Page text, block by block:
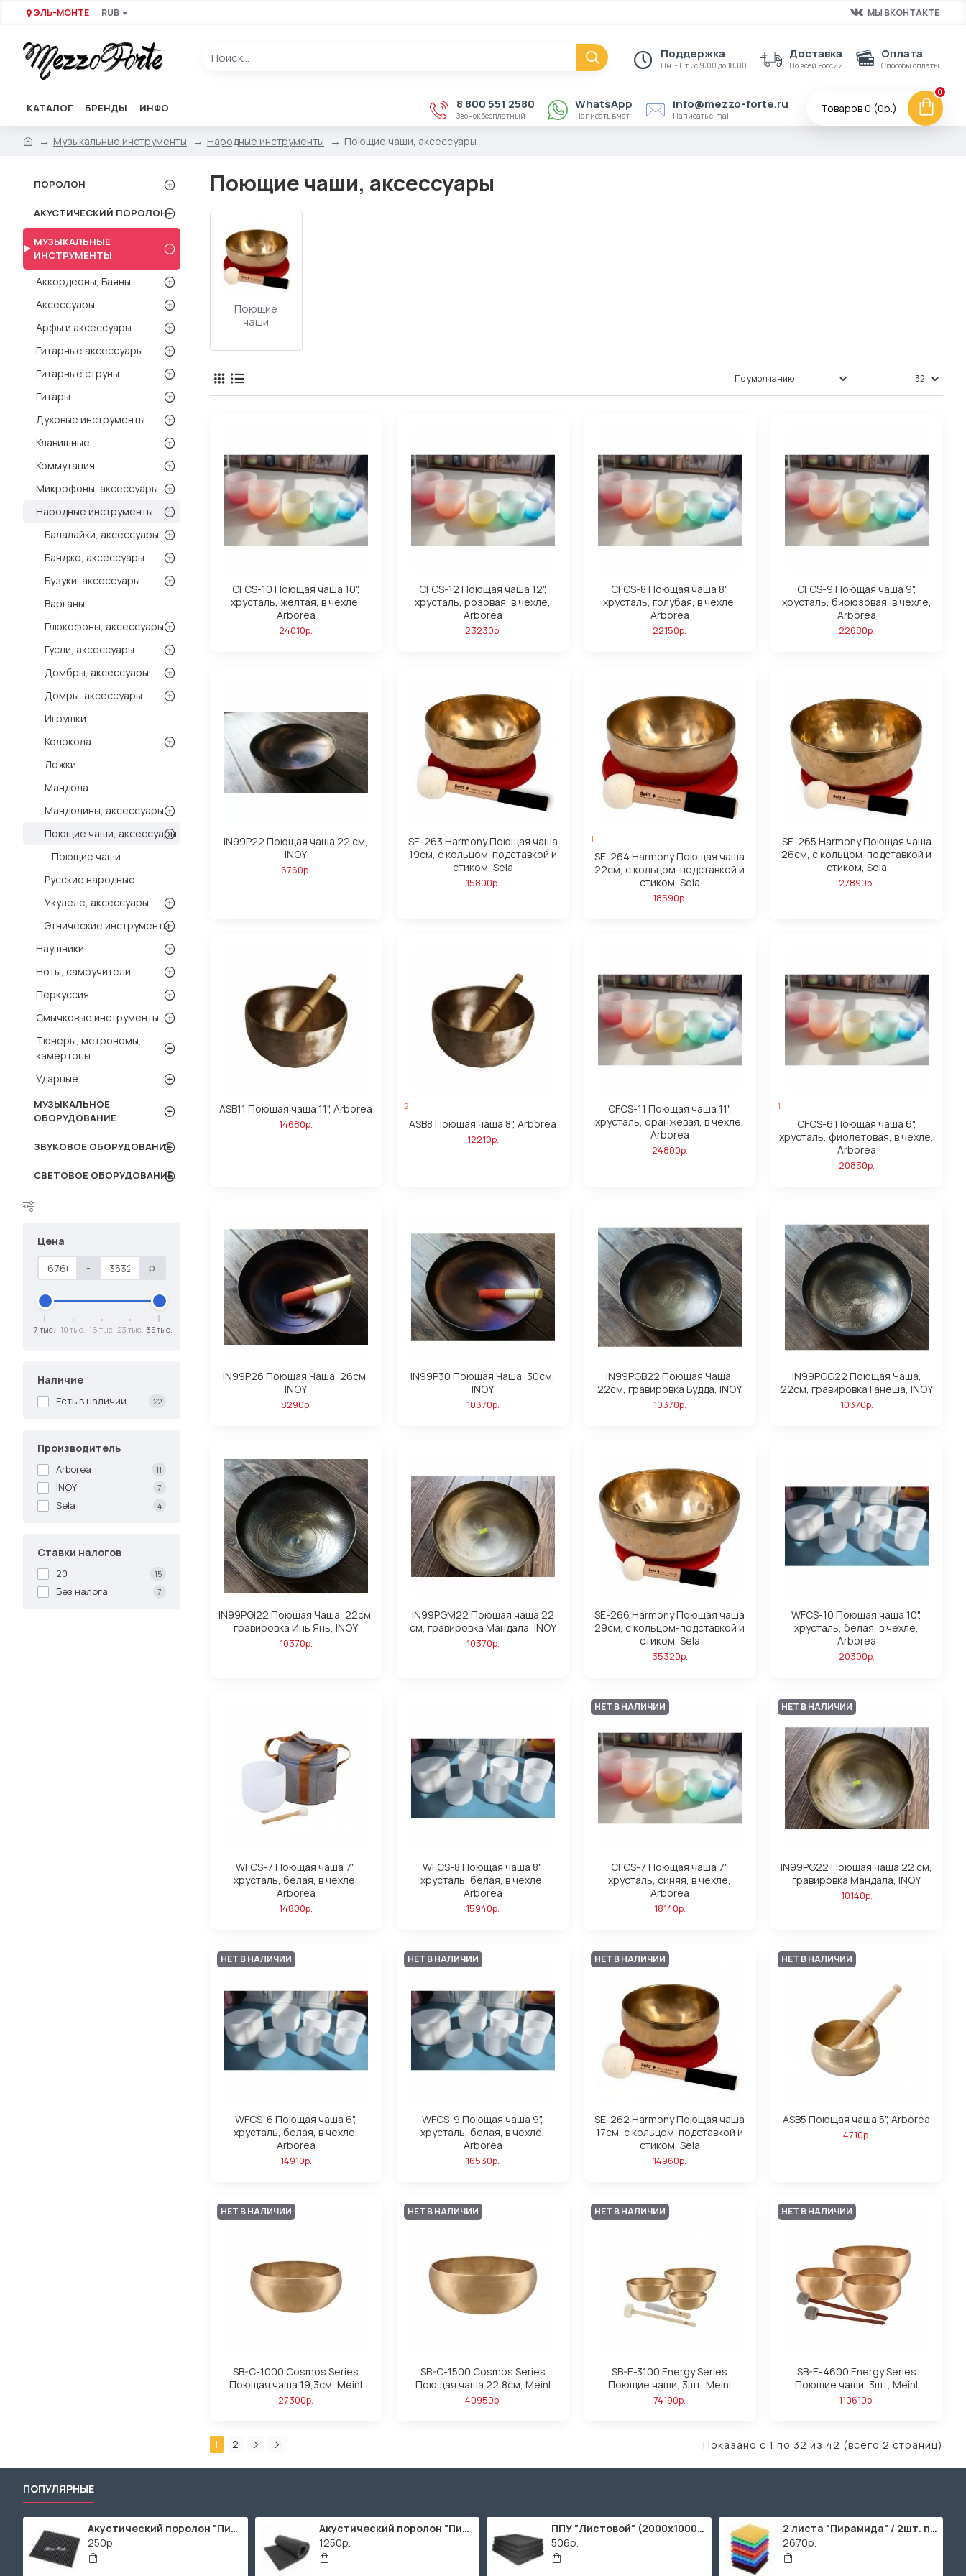
ЭЛЬ-МОНТЕ RUB МЫ ВКОНТАКТЕ
Поддержка
Пн. - Пт.: с 9:00 до 18:00
Доставка
По всей России
Оплата
Способы оплаты
КАТАЛОГ БРЕНДЫ ИНФО 8 800 551 2580
Звонок бесплатный
WhatsApp
Написать в чат
info@mezzo-forte.ru
Написать e-mail
Товаров 0 (0р.)
0
Музыкальные инструменты Народные инструменты Поющие чаши, аксессуары
ПОРОЛОН
АКУСТИЧЕСКИЙ ПОРОЛОН
МУЗЫКАЛЬНЫЕ
ИНСТРУМЕНТЫ
Аккордеоны, Баяны
Аксессуары
Арфы и аксессуары
Гитарные аксессуары
Гитарные струны
Гитары
Духовые инструменты
Клавишные
Коммутация
Микрофоны, аксессуары
Народные инструменты
Балалайки, аксессуары
Банджо, аксессуары
Бузуки, аксессуары
Варганы
Глюкофоны, аксессуары
Гусли, аксессуары
Домбры, аксессуары
Домры, аксессуары
Игрушки
Колокола
Ложки
Мандола
Мандолины, аксессуары
Поющие чаши, аксессуары
Поющие чаши
Русские народные
Укулеле, аксессуары
Этнические инструменты
Наушники
Ноты, самоучители
Перкуссия
Смычковые инструменты
Тюнеры, метрономы,
камертоны
Ударные
МУЗЫКАЛЬНОЕ
ОБОРУДОВАНИЕ
ЗВУКОВОЕ ОБОРУДОВАНИЕ
СВЕТОВОЕ ОБОРУДОВАНИЕ
Цена
-
р.
7 тыс. 10 тыс. 16 тыс. 23 тыс. 35 тыс.
Наличие
Есть в наличии 22
Производитель
Arborea 11
INOY 7
Sela 4
Ставки налогов
20 15
Без налога 7
Поющие чаши, аксессуары
Поющие
чаши
CFCS-10 Поющая чаша 10",
хрусталь, желтая, в чехле,
Arborea
24010р.
CFCS-12 Поющая чаша 12",
хрусталь, розовая, в чехле,
Arborea
23230р.
CFCS-8 Поющая чаша 8",
хрусталь, голубая, в чехле,
Arborea
22150р.
CFCS-9 Поющая чаша 9",
хрусталь, бирюзовая, в чехле,
Arborea
22680р.
IN99P22 Поющая чаша 22 см,
INOY
6760р.
SE-263 Harmony Поющая чаша
19см, с кольцом-подставкой и
стиком, Sela
15800р.
1
SE-264 Harmony Поющая чаша
22см, с кольцом-подставкой и
стиком, Sela
18590р.
SE-265 Harmony Поющая чаша
26см, с кольцом-подставкой и
стиком, Sela
27890р.
ASB11 Поющая чаша 11", Arborea
14680р.
2
ASB8 Поющая чаша 8", Arborea
12210р.
CFCS-11 Поющая чаша 11",
хрусталь, оранжевая, в чехле,
Arborea
24800р.
1
CFCS-6 Поющая чаша 6",
хрусталь, фиолетовая, в чехле,
Arborea
20830р.
IN99P26 Поющая Чаша, 26см,
INOY
8290р.
IN99P30 Поющая Чаша, 30см,
INOY
10370р.
IN99PGB22 Поющая Чаша,
22см, гравировка Будда, INOY
10370р.
IN99PGG22 Поющая Чаша,
22см, гравировка Ганеша, INOY
10370р.
IN99PGI22 Поющая Чаша, 22см,
гравировка Инь Янь, INOY
10370р.
IN99PGM22 Поющая чаша 22
см, гравировка Мандала, INOY
10370р.
SE-266 Harmony Поющая чаша
29см, с кольцом-подставкой и
стиком, Sela
35320р.
WFCS-10 Поющая чаша 10",
хрусталь, белая, в чехле,
Arborea
20300р.
WFCS-7 Поющая чаша 7",
хрусталь, белая, в чехле,
Arborea
14800р.
WFCS-8 Поющая чаша 8",
хрусталь, белая, в чехле,
Arborea
15940р.
НЕТ В НАЛИЧИИ
CFCS-7 Поющая чаша 7",
хрусталь, синяя, в чехле,
Arborea
18140р.
НЕТ В НАЛИЧИИ
IN99PG22 Поющая чаша 22 см,
гравировка Мандала, INOY
10140р.
НЕТ В НАЛИЧИИ
WFCS-6 Поющая чаша 6",
хрусталь, белая, в чехле,
Arborea
14910р.
НЕТ В НАЛИЧИИ
WFCS-9 Поющая чаша 9",
хрусталь, белая, в чехле,
Arborea
16530р.
НЕТ В НАЛИЧИИ
SE-262 Harmony Поющая чаша
17см, с кольцом-подставкой и
стиком, Sela
14960р.
НЕТ В НАЛИЧИИ
ASB5 Поющая чаша 5", Arborea
4710р.
НЕТ В НАЛИЧИИ
SB-C-1000 Cosmos Series
Поющая чаша 19,3см, Meinl
27300р.
НЕТ В НАЛИЧИИ
SB-C-1500 Cosmos Series
Поющая чаша 22,8см, Meinl
40950р.
НЕТ В НАЛИЧИИ
SB-E-3100 Energy Series
Поющие чаши, 3шт, Meinl
74190р.
НЕТ В НАЛИЧИИ
SB-E-4600 Energy Series
Поющие чаши, 3шт, Meinl
110610р.
1 2 Показано с 1 по 32 из 42 (всего 2 страниц)
ПОПУЛЯРНЫЕ
Акустический поролон "Пирамида" / 480x480х30мм / Темно-серый
250р.
Акустический поролон "Пирамида" / 2000х1000мм
1250р.
ППУ "Листовой" (2000х1000мм)
506р.
2 листа "Пирамида" / 2шт. по 2000х1000мм
2670р.